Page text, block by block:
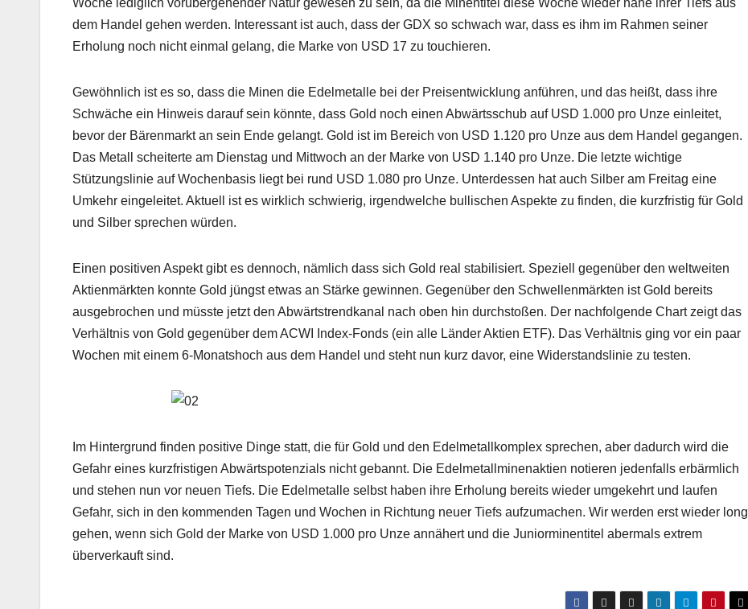
Woche lediglich vorübergehender Natur gewesen zu sein, da die Minentitel diese Woche wieder nahe ihrer Tiefs aus
dem Handel gehen werden. Interessant ist auch, dass der GDX so schwach war, dass es ihm im Rahmen seiner
Erholung noch nicht einmal gelang, die Marke von USD 17 zu touchieren.
Gewöhnlich ist es so, dass die Minen die Edelmetalle bei der Preisentwicklung anführen, und das heißt, dass ihre
Schwäche ein Hinweis darauf sein könnte, dass Gold noch einen Abwärtsschub auf USD 1.000 pro Unze einleitet,
bevor der Bärenmarkt an sein Ende gelangt. Gold ist im Bereich von USD 1.120 pro Unze aus dem Handel gegangen.
Das Metall scheiterte am Dienstag und Mittwoch an der Marke von USD 1.140 pro Unze. Die letzte wichtige
Stützungslinie auf Wochenbasis liegt bei rund USD 1.080 pro Unze. Unterdessen hat auch Silber am Freitag eine
Umkehr eingeleitet. Aktuell ist es wirklich schwierig, irgendwelche bullischen Aspekte zu finden, die kurzfristig für Gold
und Silber sprechen würden.
Einen positiven Aspekt gibt es dennoch, nämlich dass sich Gold real stabilisiert. Speziell gegenüber den weltweiten
Aktienmärkten konnte Gold jüngst etwas an Stärke gewinnen. Gegenüber den Schwellenmärkten ist Gold bereits
ausgebrochen und müsste jetzt den Abwärtstrendkanal nach oben hin durchstoßen. Der nachfolgende Chart zeigt das
Verhältnis von Gold gegenüber dem ACWI Index-Fonds (ein alle Länder Aktien ETF). Das Verhältnis ging vor ein paar
Wochen mit einem 6-Monatshoch aus dem Handel und steht nun kurz davor, eine Widerstandslinie zu testen.
Im Hintergrund finden positive Dinge statt, die für Gold und den Edelmetallkomplex sprechen, aber dadurch wird die
Gefahr eines kurzfristigen Abwärtspotenzials nicht gebannt. Die Edelmetallminenaktien notieren jedenfalls erbärmlich
und stehen nun vor neuen Tiefs. Die Edelmetalle selbst haben ihre Erholung bereits wieder umgekehrt und laufen
Gefahr, sich in den kommenden Tagen und Wochen in Richtung neuer Tiefs aufzumachen. Wir werden erst wieder long
gehen, wenn sich Gold der Marke von USD 1.000 pro Unze annähert und die Juniorminentitel abermals extrem
überverkauft sind.